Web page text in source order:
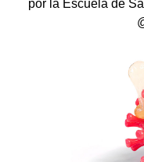
por la Escuela de